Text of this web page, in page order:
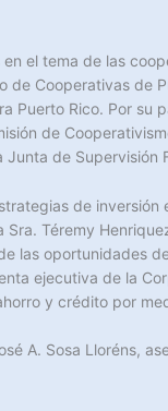
el tema de las
Cooperativas de
Rico. Por su
de
de Supervisión
de
Téremy
las oportunidades
ejecutiva de la
y crédito por
A. Sosa Lloréns,